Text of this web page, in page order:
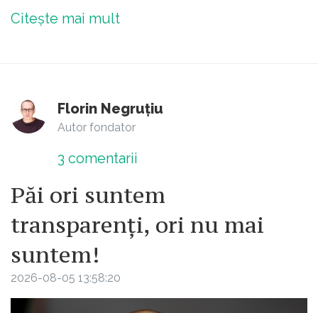
Citește mai mult
Florin Negruțiu
Autor fondator
3 comentarii
Păi ori suntem
transparenți, ori nu mai
suntem!
2026-08-05 13:58:20